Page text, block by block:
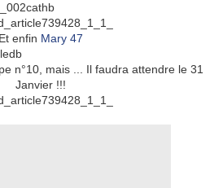
Et enfin Mary 47
n°10, mais ... Il faudra attendre le 31
Janvier !!!